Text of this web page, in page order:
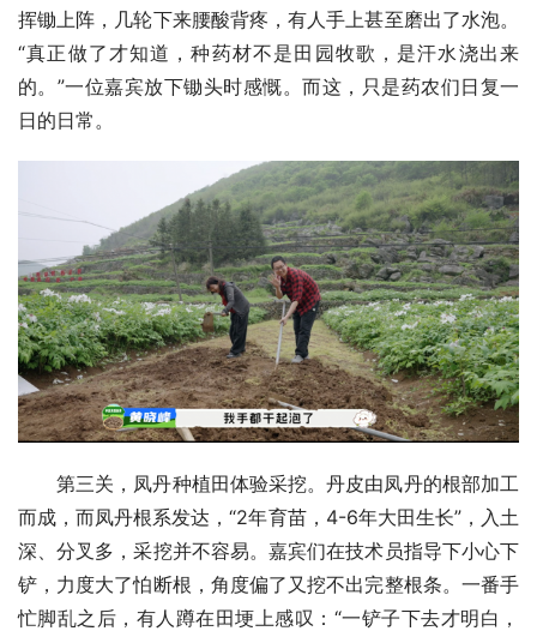
挥锄上阵，几轮下来腰酸背疼，有人手上甚至磨出了水泡。
“真正做了才知道，种药材不是田园牧歌，是汗水浇出来
的。”一位嘉宾放下锄头时感慨。而这，只是药农们日复一
日的日常。
第三关，凤丹种植田体验采挖。丹皮由凤丹的根部加工
而成，而凤丹根系发达，“2年育苗，4-6年大田生长”，入土
深、分叉多，采挖并不容易。嘉宾们在技术员指导下小心下
铲，力度大了怕断根，角度偏了又挖不出完整根条。一番手
忙脚乱之后，有人蹲在田埂上感叹：“一铲子下去才明白，